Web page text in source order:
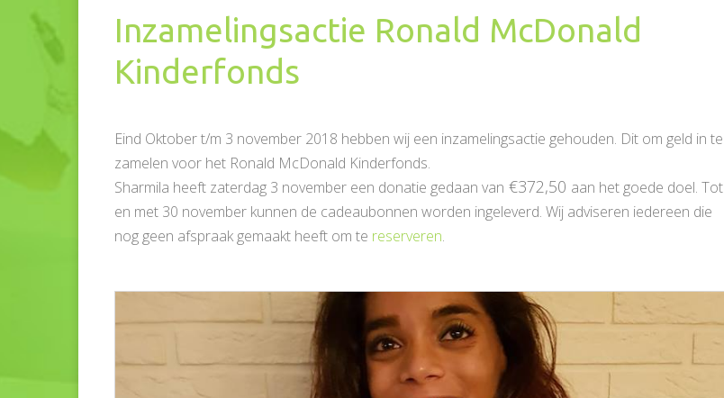
Inzamelingsactie Ronald McDonald
Kinderfonds
Eind Oktober t/m 3 november 2018 hebben wij een inzamelingsactie gehouden. Dit om geld in te
zamelen voor het Ronald McDonald Kinderfonds.
Sharmila heeft zaterdag 3 november een donatie gedaan van €372,50 aan het goede doel. Tot
en met 30 november kunnen de cadeaubonnen worden ingeleverd. Wij adviseren iedereen die
nog geen afspraak gemaakt heeft om te reserveren.